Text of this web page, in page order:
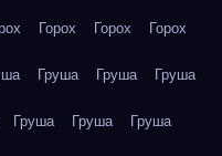
Горох Горох Горох
Груша Груша Груша
Груша Груша Груша